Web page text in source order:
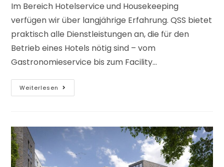
Im Bereich Hotelservice und Housekeeping
verfügen wir über langjährige Erfahrung. QSS bietet
praktisch alle Dienstleistungen an, die für den
Betrieb eines Hotels nötig sind – vom
Gastronomieservice bis zum Facility…
Weiterlesen